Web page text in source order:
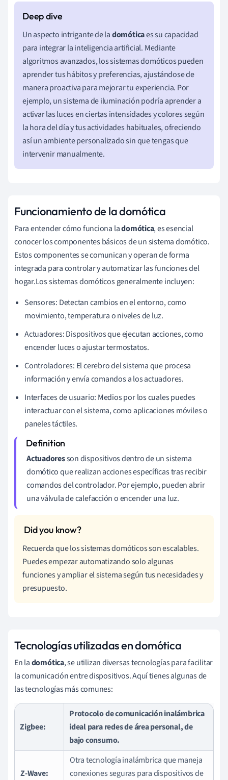
Un aspecto intrigante de ladomóticaes su capacidad
para integrar la inteligencia artificial. Mediante
algoritmos avanzados, los sistemas domóticos pueden
aprender tus hábitos y preferencias, ajustándose de
manera proactiva para mejorar tu experiencia. Por
ejemplo, un sistema de iluminación podría aprender a
activar las luces en ciertas intensidades y colores según
la hora del día y tus actividades habituales, ofreciendo
así un ambiente personalizado sin que tengas que
intervenir manualmente.
Funcionamiento de la domótica
Para entender cómo funciona ladomótica, es esencial
conocer los componentes básicos de un sistema domótico.
Estos componentes se comunican y operan de forma
integrada para controlar y automatizar las funciones del
hogar.Los sistemas domóticos generalmente incluyen:
Sensores: Detectan cambios en el entorno, como
movimiento, temperatura o niveles de luz.
Actuadores: Dispositivos que ejecutan acciones, como
encender luces o ajustar termostatos.
Controladores: El cerebro del sistema que procesa
información y envía comandos a los actuadores.
Interfaces de usuario: Medios por los cuales puedes
interactuar con el sistema, como aplicaciones móviles o
paneles táctiles.
Actuadoresson dispositivos dentro de un sistema
domótico que realizan acciones específicas tras recibir
comandos del controlador. Por ejemplo, pueden abrir
una válvula de calefacción o encender una luz.
Recuerda que los sistemas domóticos son escalables.
Puedes empezar automatizando solo algunas
funciones y ampliar el sistema según tus necesidades y
presupuesto.
Tecnologías utilizadas en domótica
En ladomótica, se utilizan diversas tecnologías para facilitar
la comunicación entre dispositivos. Aquí tienes algunas de
las tecnologías más comunes:
Zigbee:
Protocolo de comunicación inalámbrica
ideal para redes de área personal, de
bajo consumo.
Z-Wave:
Otra tecnología inalámbrica que maneja
conexiones seguras para dispositivos de